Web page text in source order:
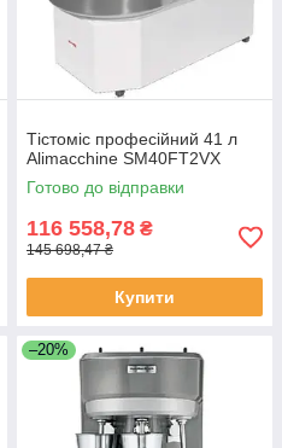
Тістоміс професійний 41 л
Alimacchine SM40FT2VX
Готово до відправки
116 558,78 ₴
145 698,47 ₴
Купити
–20%